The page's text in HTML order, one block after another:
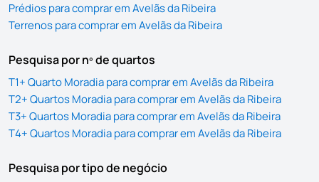
Prédios para comprar em Avelãs da Ribeira
Terrenos para comprar em Avelãs da Ribeira
Pesquisa por nº de quartos
T1+ Quarto Moradia para comprar em Avelãs da Ribeira
T2+ Quartos Moradia para comprar em Avelãs da Ribeira
T3+ Quartos Moradia para comprar em Avelãs da Ribeira
T4+ Quartos Moradia para comprar em Avelãs da Ribeira
Pesquisa por tipo de negócio